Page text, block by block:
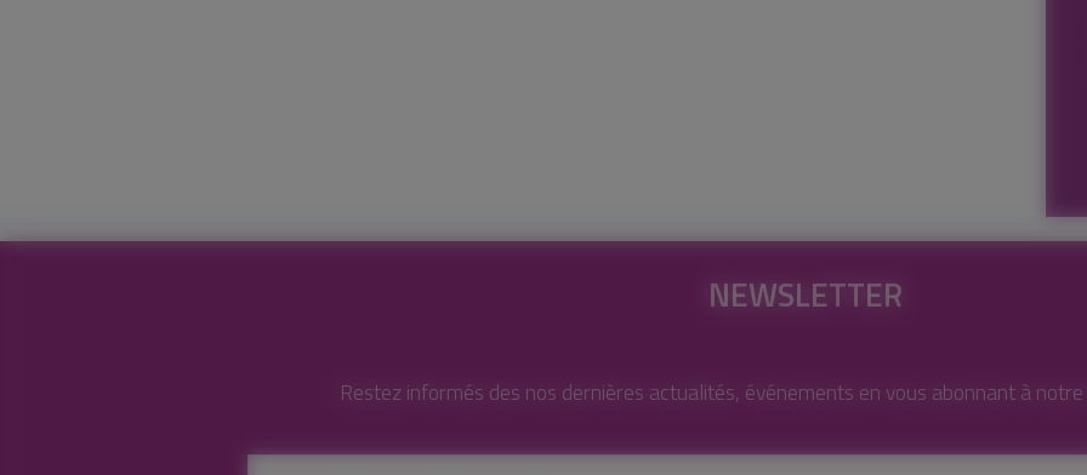
NEWSLETTER
Restez informés des nos dernières actualités, événements en vous abonnant à